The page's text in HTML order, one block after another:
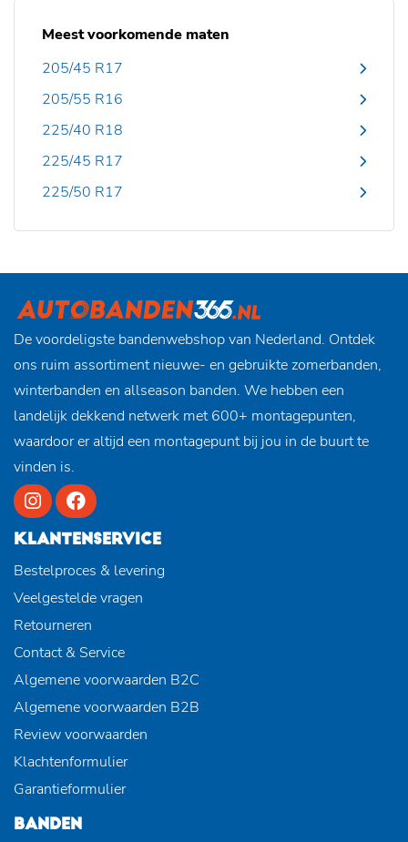
Meest voorkomende maten
205/45 R17
205/55 R16
225/40 R18
225/45 R17
225/50 R17
De voordeligste bandenwebshop van Nederland. Ontdek
ons ruim assortiment nieuwe- en gebruikte zomerbanden,
winterbanden en allseason banden. We hebben een
landelijk dekkend netwerk met 600+ montagepunten,
waardoor er altijd een montagepunt bij jou in de buurt te
vinden is.
KLANTENSERVICE
Bestelproces & levering
Veelgestelde vragen
Retourneren
Contact & Service
Algemene voorwaarden B2C
Algemene voorwaarden B2B
Review voorwaarden
Klachtenformulier
Garantieformulier
BANDEN